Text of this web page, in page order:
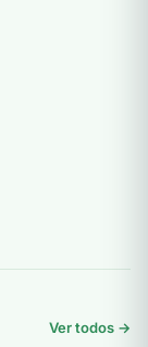
Ver todos →